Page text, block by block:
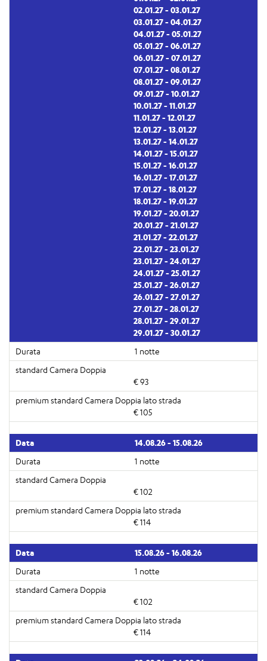
02.01.27 - 03.01.27
03.01.27 - 04.01.27
04.01.27 - 05.01.27
05.01.27 - 06.01.27
06.01.27 - 07.01.27
07.01.27 - 08.01.27
08.01.27 - 09.01.27
09.01.27 - 10.01.27
10.01.27 - 11.01.27
11.01.27 - 12.01.27
12.01.27 - 13.01.27
13.01.27 - 14.01.27
14.01.27 - 15.01.27
15.01.27 - 16.01.27
16.01.27 - 17.01.27
17.01.27 - 18.01.27
18.01.27 - 19.01.27
19.01.27 - 20.01.27
20.01.27 - 21.01.27
21.01.27 - 22.01.27
22.01.27 - 23.01.27
23.01.27 - 24.01.27
24.01.27 - 25.01.27
25.01.27 - 26.01.27
26.01.27 - 27.01.27
27.01.27 - 28.01.27
28.01.27 - 29.01.27
29.01.27 - 30.01.27
1 notte
€ 93
€ 105
14.08.26 - 15.08.26
1 notte
€ 102
€ 114
15.08.26 - 16.08.26
1 notte
€ 102
€ 114